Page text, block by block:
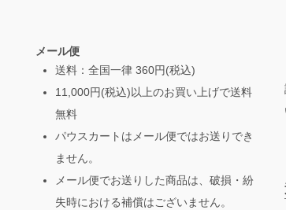
メール便
送料：全国一律 360円(税込)
11,000円(税込)以上のお買い上げで送料
無料
パウスカートはメール便ではお送りでき
ません。
メール便でお送りした商品は、破損・紛
失時における補償はございません。